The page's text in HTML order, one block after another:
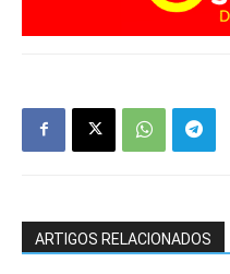
ARTIGOS RELACIONADOS